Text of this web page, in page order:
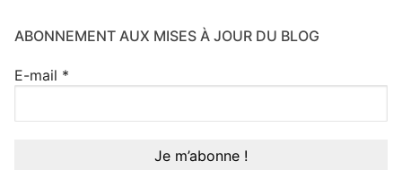
ABONNEMENT AUX MISES À JOUR DU BLOG
E-mail *